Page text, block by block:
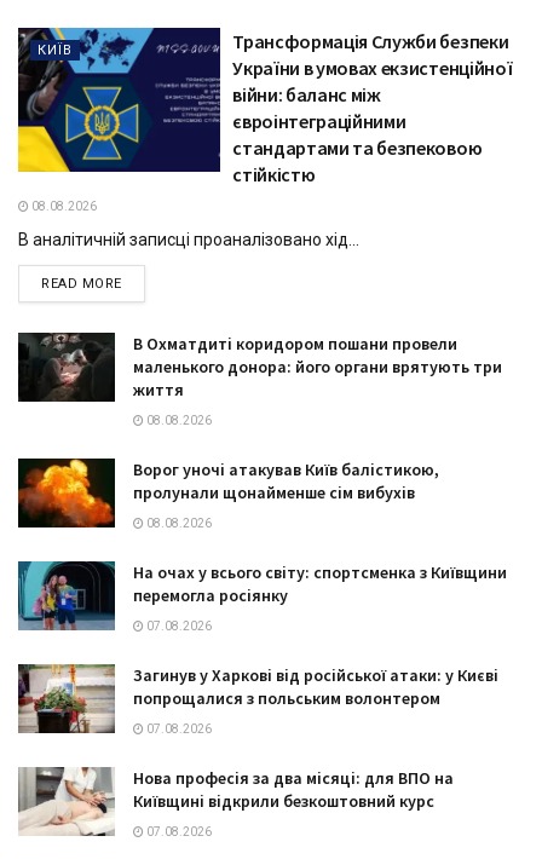
КИЇВ
Трансформація Служби безпеки
України в умовах екзистенційної
війни: баланс між
євроінтеграційними
стандартами та безпековою
стійкістю
08.08.2026
В аналітичній записці проаналізовано хід...
READ MOREDETAILS
В Охматдиті коридором пошани провели
маленького донора: його органи врятують три
життя
08.08.2026
Ворог уночі атакував Київ балістикою,
пролунали щонайменше сім вибухів
08.08.2026
На очах у всього світу: спортсменка з Київщини
перемогла росіянку
07.08.2026
Загинув у Харкові від російської атаки: у Києві
попрощалися з польським волонтером
07.08.2026
Нова професія за два місяці: для ВПО на
Київщині відкрили безкоштовний курс
07.08.2026